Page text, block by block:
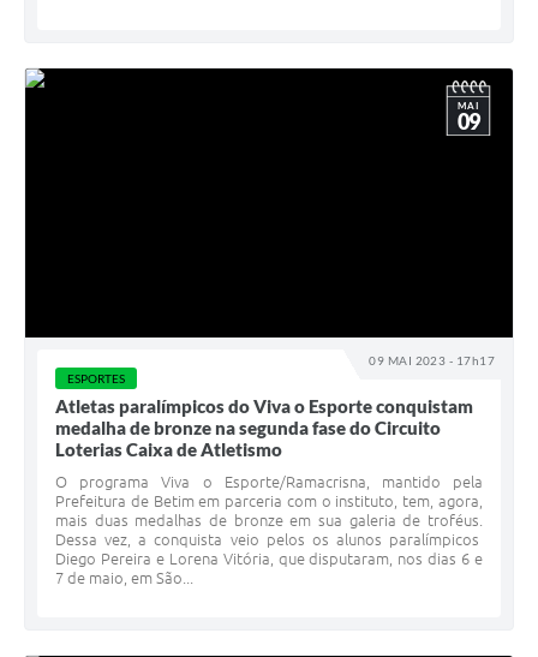
09 MAI 2023 - 17h17
MAI
09
ESPORTES
Atletas paralímpicos do Viva o Esporte conquistam
medalha de bronze na segunda fase do Circuito
Loterias Caixa de Atletismo
O programa Viva o Esporte/Ramacrisna, mantido pela
Prefeitura de Betim em parceria com o instituto, tem, agora,
mais duas medalhas de bronze em sua galeria de troféus.
Dessa vez, a conquista veio pelos os alunos paralímpicos
Diego Pereira e Lorena Vitória, que disputaram, nos dias 6 e
7 de maio, em São...